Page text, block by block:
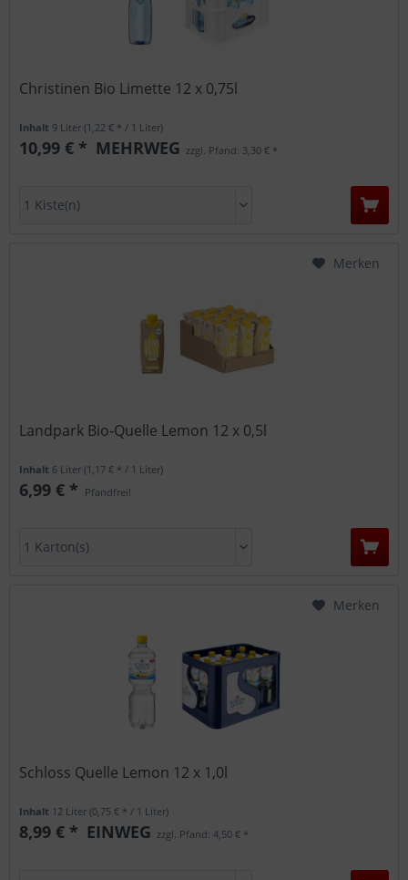
Christinen Bio Limette 12 x 0,75l
Inhalt 9 Liter(1,22 € * / 1 Liter)
10,99 € * MEHRWEG zzgl. Pfand: 3,30 € *
Landpark Bio-Quelle Lemon 12 x 0,5l
Inhalt 6 Liter(1,17 € * / 1 Liter)
6,99 € * Pfandfrei!
Merken
Schloss Quelle Lemon 12 x 1,0l
Inhalt 12 Liter(0,75 € * / 1 Liter)
8,99 € * EINWEG zzgl. Pfand: 4,50 € *
Merken